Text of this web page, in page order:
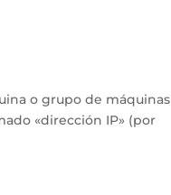
o grupo de máquinas
«dirección IP» (por